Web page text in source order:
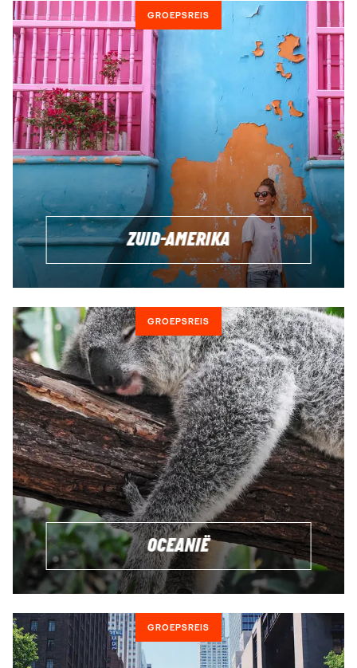
Onze Tripmates reizen zijn avontuurlijke groepsreizen voor
jongvolwassenen van 18 tot 24 jaar en 23 tot 31 jaar. We
hebben een uniek concept gecreëerd dat avontuur,
ontspanning en groepsactiviteiten combineert tot een
epische reis. Wil je graag een korte pauze nemen van het
dagelijks leven, maar toch nieuwe skills leren, andere
culturen ontdekken, en prachtige landschappen spotten?
Dan is een Tripmates-reis ideaal voor jou! Boek makkelijk
online je spot.
WELKE TRIPMATES PAST BIJ MIJ?
GROEPSREIS
ZUID-AMERIKA
GROEPSREIS
OCEANIË
GROEPSREIS